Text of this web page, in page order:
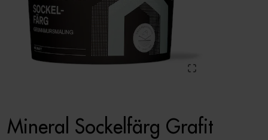
Mineral Sockelfärg Grafit